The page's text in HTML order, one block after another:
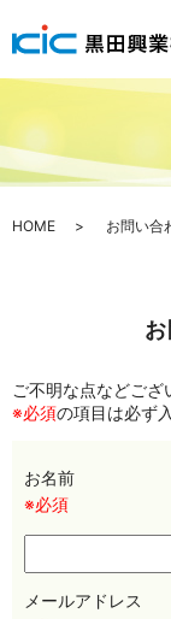
HOME お問い合
ご不明な点などござ
※必須の項目は必ず
お名前
※必須
メールアドレス